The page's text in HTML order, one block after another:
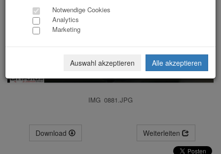
IMG_0881.JPG
Download Weiterleiten
Notwendige Cookies
Analytics
Marketing
Auswahl akzeptieren Alle akzeptieren